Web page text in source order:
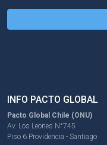
INFO PACTO GLOBAL
Pacto Global Chile (ONU)
Av. Los Leones N°745
Piso 6 Providencia - Santiago